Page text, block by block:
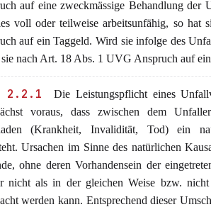
auf eine zweckmässige Behandlung der
voll oder teilweise arbeitsunfähig, so hat
auf ein Taggeld. Wird sie infolge des
sie nach Art. 18 Abs. 1 UVG Anspruch auf
2.2.1
Die Leistungspflicht eines
voraus, dass zwischen dem
(Krankheit, Invalidität, Tod) ein
Ursachen im Sinne des natürlichen
ohne deren Vorhandensein der
nicht als in der gleichen Weise bzw.
werden kann. Entsprechend dieser